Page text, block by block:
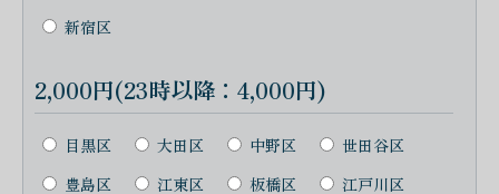
新宿区
2,000円(23時以降：4,000円)
目黒区 大田区 中野区
世田谷区
豊島区
江東区 板橋区
江戸川区